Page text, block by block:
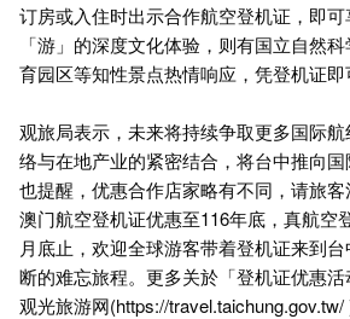
订房或入住时出示合作航空登机证，即
「游」的深度文化体验，则有国立自然
育园区等知性景点热情响应，凭登机证即
观旅局表示，未来将持续争取更多国际
络与在地产业的紧密结合，将台中推向
也提醒，优惠合作店家略有不同，请旅客
澳门航空登机证优惠至116年底，真航空
月底止，欢迎全球游客带着登机证来到
断的难忘旅程。更多关於「登机证优惠
观光旅游网(https://travel.taichung.gov.tw/